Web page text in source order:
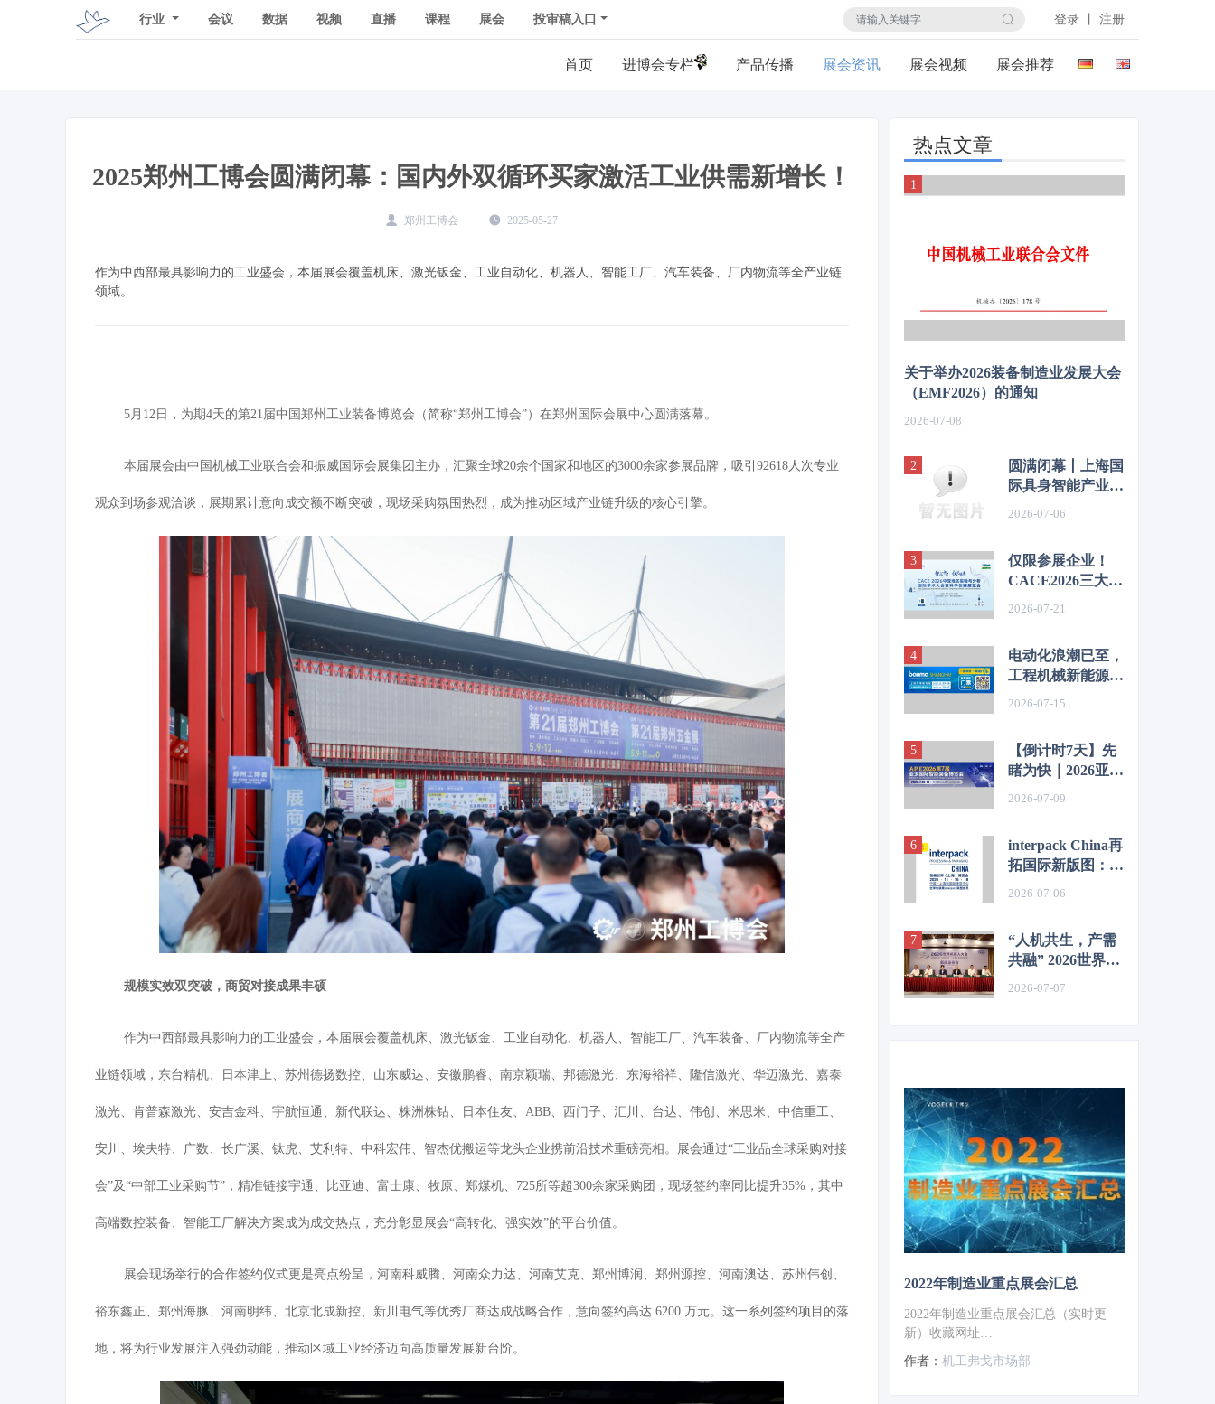
行业 会议 数据 视频 直播 课程 展会 投审稿入口 登录 丨 注册
首页 产品传播 展会资讯 展会视频 展会推荐
2025郑州工博会圆满闭幕：国内外双循环买家激活工业供需新增长！
郑州工博会 2025-05-27
作为中西部最具影响力的工业盛会，本届展会覆盖机床、激光钣金、工业自动化、机器人、智能工厂、汽车装备、厂内物流等全产业链
领域。
5月12日，为期4天的第21届中国郑州工业装备博览会（简称“郑州工博会”）在郑州国际会展中心圆满落幕。
本届展会由中国机械工业联合会和振威国际会展集团主办， 汇聚全球20余个国家和地区的3000余家参展品牌 ，吸引 92618 人次专业
观众到场参观洽谈，展期累计意向成交额不断突破 ，现场采购氛围热烈，成为推动区域产业链升级的核心引擎。
规模实效双突破，商贸对接成果丰硕
作为中西部最具影响力的工业盛会，本届展会覆盖机床、激光钣金、工业自动化、机器人 智能工厂、汽车装备、厂内物流等全产
业链领域，东台精机、日本津上、苏州德扬数控、山东威达、安徽鹏睿、南京颖瑞、邦德激光、东海裕祥、隆信激光、华迈激光、嘉泰
激光、肯普森激光、安吉金科、宇航恒通、新代联达、株洲株钻、日本住友、ABB、西门子、汇川、台达、伟创、米思米、中信重工、
安川、埃夫特、广数、长广溪、钛虎、艾利特、中科宏伟、智杰优搬运等龙头企业携前沿技术重磅亮相。展会通过“工业品全球采购对接
会”及“中部工业采购节”，精准链接宇通、比亚迪、富士康、 牧原、 郑煤机、 725所等超300余家采购团，现场签约率同比提升35%，其中
高端数控装备、智能工厂解决方案成为成交热点，充分彰显展会“高转化、强实效”的平台价值。
展会现场举行的合作签约仪式更是亮点纷呈，河南科威腾、河南众力达、河南艾克、郑州博润、郑州源控、河南澳达、苏州伟创、
裕东鑫正、郑州海豚、河南明纬、北京北成新控、新川电气等优秀厂商达成战略合作，意向签约高达 6200 万元。这一系列签约项目的落
地，将为行业发展注入强劲动能，推动区域工业经济迈向高质量发展新台阶。
热点文章
关于举办2026装备制造业发展大会
（EMF2026）的通知
2026-07-08
圆满闭幕丨上海国
际具身智能产业博
2026-07-06
仅限参展企业！
CACE2026三大官
2026-07-21
电动化浪潮已至，
工程机械新能源的
2026-07-15
【倒计时7天】先
睹为快｜2026亚太
2026-07-09
interpack China再
拓国际新版图：
2026-07-06
“人机共生，产需
共融” 2026世界机
2026-07-07
2022年制造业重点展会汇总
2022年制造业重点展会汇总（实时更
新）收藏网址
https://expo.vogel.com.cn/c/2021-12-
22/1150751.shtml
作者： 机工弗戈市场部